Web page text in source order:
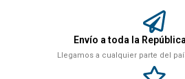
Envío a toda la
Llegamos a cualquier parte del